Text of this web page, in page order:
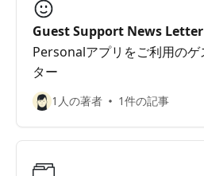
Guest Support News Letter
Personalアプリをご利用のゲ
ター
1人の著者 1件の記事